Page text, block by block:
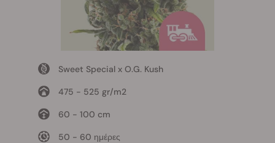
Sweet Special x O.G. Kush
475 - 525 gr/m2
60 - 100 cm
50 - 60 ημέρες